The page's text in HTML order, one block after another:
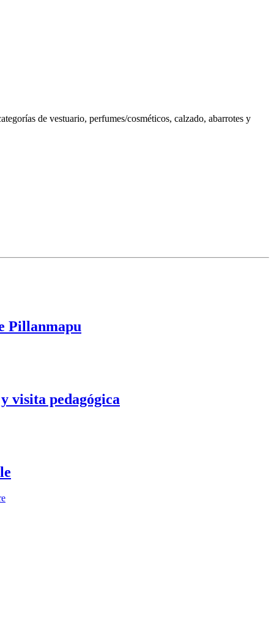
de vestuario, perfumes/cosméticos, calzado, abarrotes y
Pillanmapu
visita pedagógica